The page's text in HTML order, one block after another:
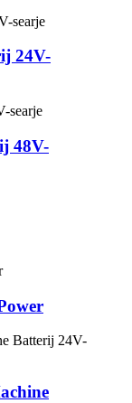
24V-
48V-